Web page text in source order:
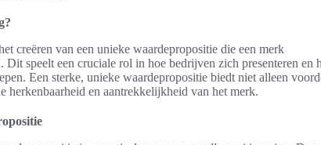
creëren van een unieke waardepropositie die een merk
Dit speelt een cruciale rol in hoe bedrijven zich presenteren en
Een sterke, unieke waardepropositie biedt niet alleen
herkenbaarheid en aantrekkelijkheid van het merk.